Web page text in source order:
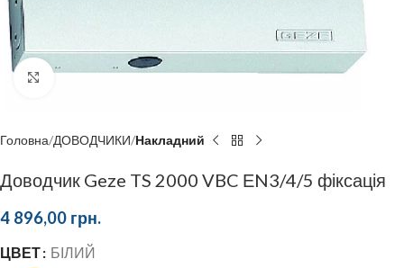
Click to enlarge
Головна ДОВОДЧИКИ Накладний
Доводчик Geze TS 2000 VBC ЕN3/4/5 фіксація
4 896,00 грн.
ЦВЕТ
БІЛИЙ